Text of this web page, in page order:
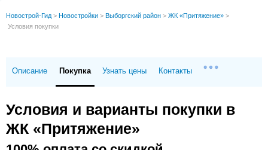
Новострой-Гид > Новостройки > Выборгский район > ЖК «Притяжение» >
Условия покупки
Описание Покупка Узнать цены Контакты
Условия и варианты покупки в
ЖК «Притяжение»